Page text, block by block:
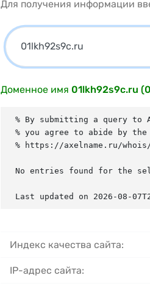
Для получения информации
Доменное имя 01lkh92s9c.ru
% By submitting a query to
% you agree to abide by
% https://axelname.ru/
No entries found for the
Last updated on 2026-08-
Индекс качества сайта:
IP-адрес сайта: